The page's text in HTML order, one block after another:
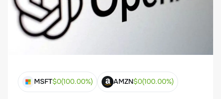
MSFT$0(100.00%) AMZN$0(100.00%)